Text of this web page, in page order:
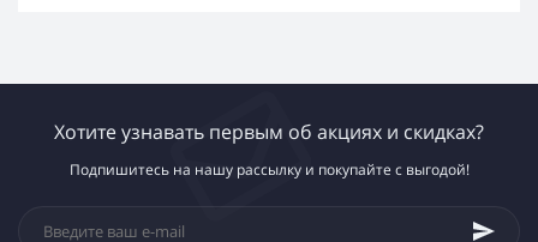
Хотите узнавать первым об акциях и скидках?
Подпишитесь на нашу рассылку и покупайте с выгодой!